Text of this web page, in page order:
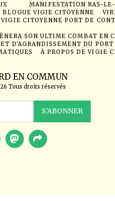
EN COMMUN
Tous droits réservés
MANIFESTATION RAS-
BLOGUE VIGIE CITOYENNE
CITOYENNE PORT DE
SON ULTIME COMBAT EN
D'AGRANDISSEMENT DU
À PROPOS DE VIGIE
S'ABONNER